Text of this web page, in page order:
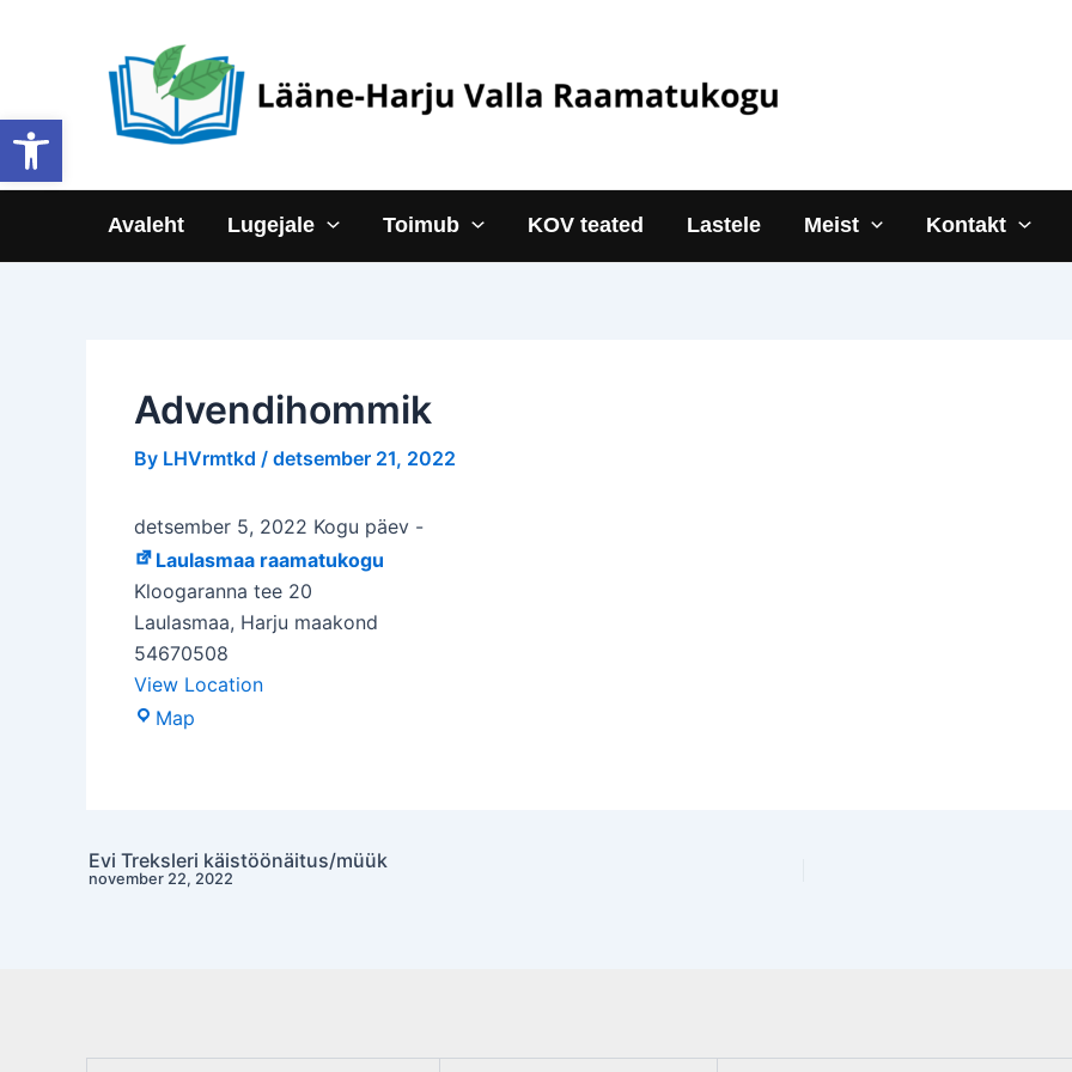
Open toolbar
Avaleht Lugejale Toimub KOV teated Lastele Meist Kontakt
Advendihommik
By LHVrmtkd / detsember 21, 2022
detsember 5, 2022 Kogu päev -
Laulasmaa raamatukogu
Kloogaranna tee 20
Laulasmaa, Harju maakond
54670508
View Location
Map
Post
Evi Treksleri käistöönäitus/müük
november 22, 2022